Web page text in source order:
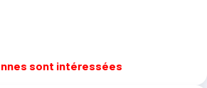
sont intéressées